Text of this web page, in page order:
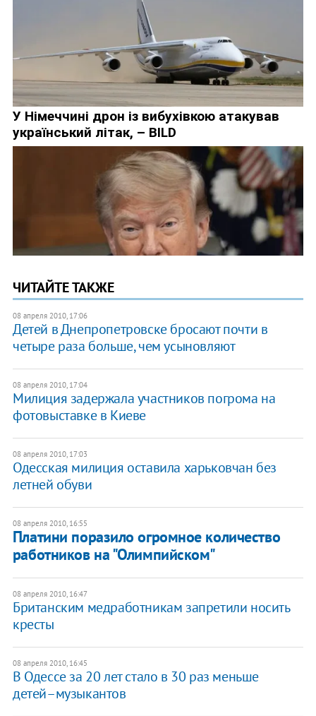
ЧИТАЙТЕ ТАКЖЕ
08 апреля 2010, 17:06
Детей в Днепропетровске бросают почти в
четыре раза больше, чем усыновляют
08 апреля 2010, 17:04
Милиция задержала участников погрома на
фотовыставке в Киеве
08 апреля 2010, 17:03
Одесская милиция оставила харьковчан без
летней обуви
08 апреля 2010, 16:55
Платини поразило огромное количество
работников на "Олимпийском"
08 апреля 2010, 16:47
Британским медработникам запретили носить
кресты
08 апреля 2010, 16:45
В Одессе за 20 лет стало в 30 раз меньше
детей–музыкантов